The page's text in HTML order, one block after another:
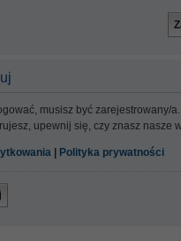
musisz być zarejestrowany/
upewnij się, czy znasz nasze
Polityka prywatności